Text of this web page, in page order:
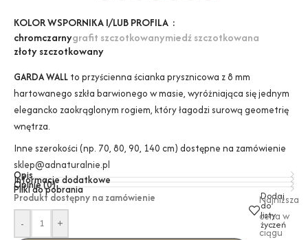
KOLOR WSPORNIKA I/LUB PROFILA
chromczarnygrafit szczotkowanymiedź szczotkowana
złoty szczotkowany
GARDA WALL to przyścienna ścianka prysznicowa z 8 mm
hartowanego szkła barwionego w masie, wyróżniająca się jednym
elegancko zaokrąglonym rogiem, który łagodzi surową geometrię
wnętrza.
Inne szerokości (np. 70, 80, 90, 140 cm) dostępne na zamówienie
sklep@adnaturalnie.pl
Opis
Informacje dodatkowe
Opinie (0)
Pliki do pobrania
Produkt dostępny na zamówienie
-
+
Dodaj
do
listy
życzeń
Najniższa
cena w
ciągu